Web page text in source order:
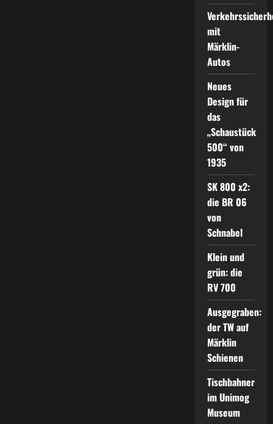
mit
Märklin-
Autos
Neues
Design für
das
„Schaustück
500“ von
1935
SK 800 x2:
die BR 06
von
Schnabel
Klein und
grün: die
RV 700
Ausgegraben:
der TW auf
Märklin
Schienen
Tischbahner
im Unimog
Museum